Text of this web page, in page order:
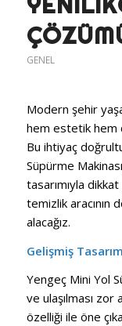
GENEL
Modern şehir
hem estetik hem
Bu ihtiyaç
Süpürme
tasarımıyla
temizlik aracının
alacağız.
Gelişmiş
Yengeç Mini Yol
ve ulaşılması
özelliği ile öne